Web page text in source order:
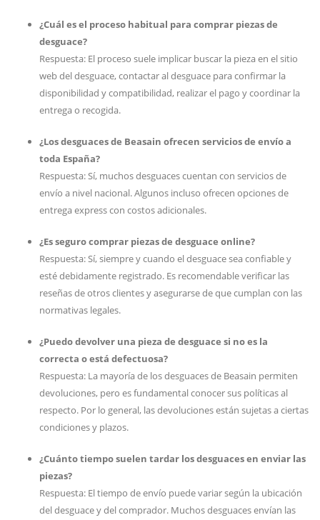
¿Cuál es el proceso habitual para comprar piezas de
desguace?
Respuesta: El proceso suele implicar buscar la pieza en el sitio
web del desguace, contactar al desguace para confirmar la
disponibilidad y compatibilidad, realizar el pago y coordinar la
entrega o recogida.
¿Los desguaces de Beasain ofrecen servicios de envío a
toda España?
Respuesta: Sí, muchos desguaces cuentan con servicios de
envío a nivel nacional. Algunos incluso ofrecen opciones de
entrega express con costos adicionales.
¿Es seguro comprar piezas de desguace online?
Respuesta: Sí, siempre y cuando el desguace sea confiable y
esté debidamente registrado. Es recomendable verificar las
reseñas de otros clientes y asegurarse de que cumplan con las
normativas legales.
¿Puedo devolver una pieza de desguace si no es la
correcta o está defectuosa?
Respuesta: La mayoría de los desguaces de Beasain permiten
devoluciones, pero es fundamental conocer sus políticas al
respecto. Por lo general, las devoluciones están sujetas a ciertas
condiciones y plazos.
¿Cuánto tiempo suelen tardar los desguaces en enviar las
piezas?
Respuesta: El tiempo de envío puede variar según la ubicación
del desguace y del comprador. Muchos desguaces envían las